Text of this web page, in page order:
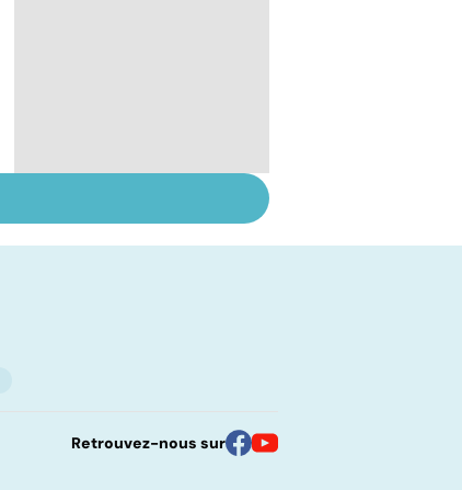
geste répétitif
Retrouvez-nous sur